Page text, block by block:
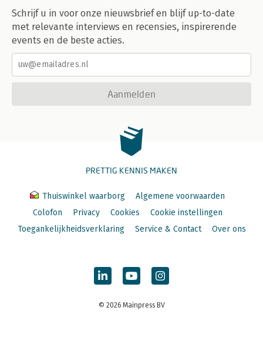
Schrijf u in voor onze nieuwsbrief en blijf up-to-date
met relevante interviews en recensies, inspirerende
events en de beste acties.
Aanmelden
PRETTIG KENNIS MAKEN
Thuiswinkel waarborg
Algemene voorwaarden
Colofon
Privacy Cookies
Cookie instellingen
Toegankelijkheidsverklaring
Service & Contact Over ons
© 2026 Mainpress BV